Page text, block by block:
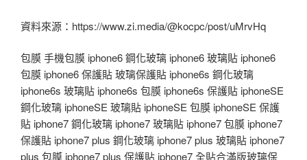
資料來源：https://www.zi.media/@kocpc/post/uMrvHq
包膜 手機包膜 iphone6 鋼化玻璃 iphone6 玻璃貼 iphone6
包膜 iphone6 保護貼 玻璃保護貼 iphone6s 鋼化玻璃
iphone6s 玻璃貼 iphone6s 包膜 iphone6s 保護貼 iphoneSE
鋼化玻璃 iphoneSE 玻璃貼 iphoneSE 包膜 iphoneSE 保護
貼 iphone7 鋼化玻璃 iphone7 玻璃貼 iphone7 包膜 iphone7
保護貼 iphone7 plus 鋼化玻璃 iphone7 plus 玻璃貼 iphone7
plus 包膜 iphone7 plus 保護貼 iphone7 全貼合滿版玻璃保